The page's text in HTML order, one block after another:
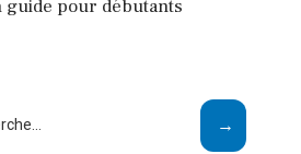
guide pour débutants